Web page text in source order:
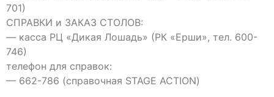
701)
СПРАВКИ и ЗАКАЗ СТОЛОВ:
— касса РЦ «Дикая Лошадь» (РК «Ерши», тел. 600-
746)
телефон для справок:
— 662-786 (справочная STAGE ACTION)